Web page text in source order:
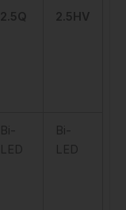
2.5Q 2.5HV
Bi-
LED
Bi-
LED